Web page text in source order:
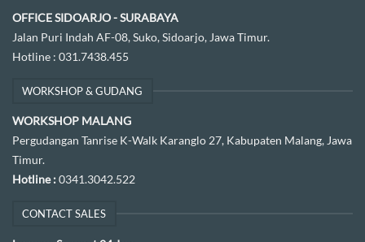
OFFICE SIDOARJO - SURABAYA
Jalan Puri Indah AF-08, Suko, Sidoarjo, Jawa Timur.
Hotline : 031.7438.455
WORKSHOP & GUDANG
WORKSHOP MALANG
Pergudangan Tanrise K-Walk Karanglo 27, Kabupaten Malang, Jawa
Timur.
Hotline :0341.3042.522
CONTACT SALES